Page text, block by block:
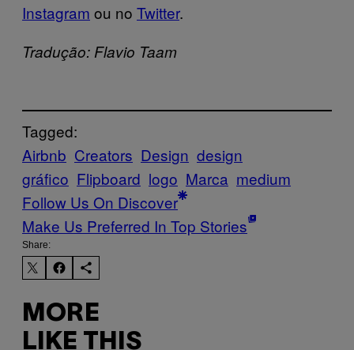
Instagram ou no Twitter.
Tradução: Flavio Taam
Tagged:
Airbnb Creators Design design
gráfico Flipboard logo Marca medium
Follow Us On Discover
Make Us Preferred In Top Stories
Share:
MORE
LIKE THIS